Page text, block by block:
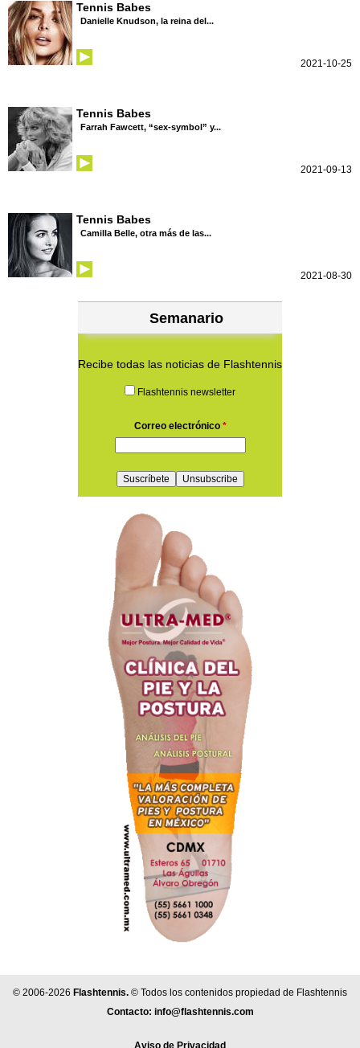
Tennis Babes
Danielle Knudson, la reina del...
2021-10-25
Tennis Babes
Farrah Fawcett, “sex-symbol” y...
2021-09-13
Tennis Babes
Camilla Belle, otra más de las...
2021-08-30
Semanario
Recibe todas las noticias de Flashtennis
Flashtennis newsletter
Correo electrónico *
© 2006-2026 Flashtennis. © Todos los contenidos propiedad de Flashtennis
Contacto: info@flashtennis.com
Aviso de Privacidad